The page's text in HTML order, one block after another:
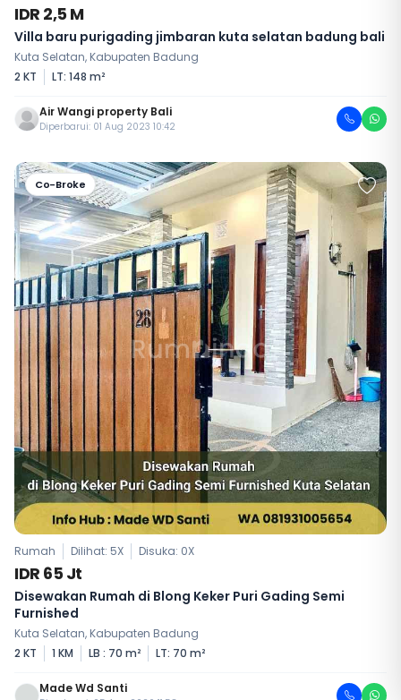
IDR 2,5 M
Villa baru purigading jimbaran kuta selatan badung bali
Kuta Selatan, Kabupaten Badung
2 KT
LT: 148 m²
Air Wangi property Bali
Diperbarui: 01 Aug 2023 10:42
Co-Broke
Rumah Dilihat: 5X Disuka: 0X
IDR 65 Jt
Disewakan Rumah di Blong Keker Puri Gading Semi
Furnished
Kuta Selatan, Kabupaten Badung
2 KT
1 KM LB : 70 m² LT: 70 m²
Made Wd Santi